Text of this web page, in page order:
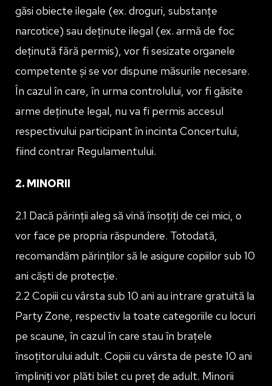
găsi obiecte ilegale (ex. droguri, substanțe
narcotice) sau deținute ilegal (ex. armă de foc
deținută fără permis), vor fi sesizate organele
competente și se vor dispune măsurile necesare.
În cazul în care, în urma controlului, vor fi găsite
arme deținute legal, nu va fi permis accesul
respectivului participant în incinta Concertului,
fiind contrar Regulamentului.
2. MINORII
2.1 Dacă părinții aleg să vină însoțiți de cei mici, o
vor face pe propria răspundere. Totodată,
recomandăm părinților să le asigure copiilor sub 10
ani căști de protecție.
2.2 Copiii cu vârsta sub 10 ani au intrare gratuită la
Party Zone, respectiv la toate categoriile cu locuri
pe scaune, în cazul în care stau în brațele
însoțitorului adult. Copiii cu vârsta de peste 10 ani
împliniți vor plăti bilet cu preț de adult. Minorii